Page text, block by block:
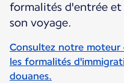
formalités d'entrée et
son voyage.
Consultez notre
les formalités
douanes.